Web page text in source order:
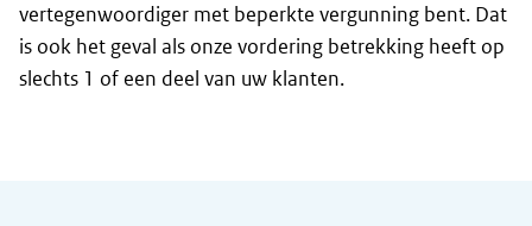
vertegenwoordiger met beperkte vergunning bent. Dat
is ook het geval als onze vordering betrekking heeft op
slechts 1 of een deel van uw klanten.